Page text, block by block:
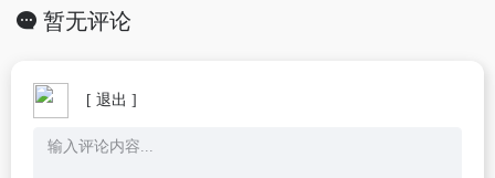
暂无评论
[ 退出 ]